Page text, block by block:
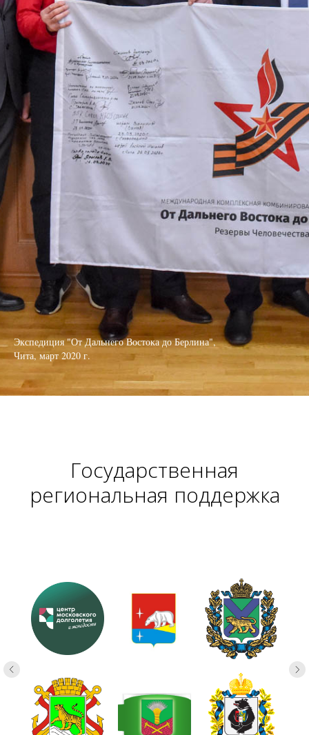
Экспедиция "От Дальнего Востока до Берлина",
Чита, март 2020 г.
Государственная
региональная поддержка